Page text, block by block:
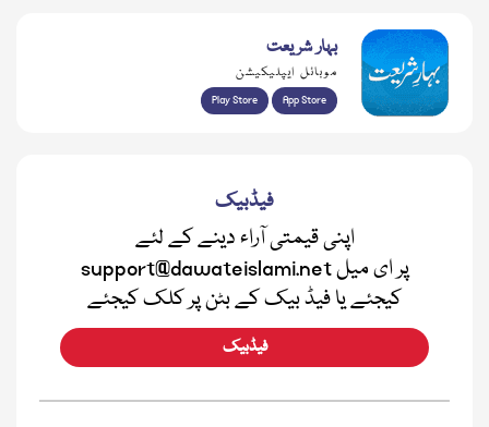
بہار شریعت
موبائل ایپلیکیشن
Play Store App Store
فیڈبیک
اپنی قیمتی آراء دینے کے لئے
support@dawateislami.net پر ای میل
کیجئے یا فیڈ بیک کے بٹن پر کلک کیجئے
فیڈبیک